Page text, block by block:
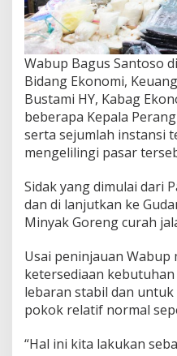
Wabup Bagus Santoso
Bidang Ekonomi,
Bustami HY, Kabag
beberapa Kepala
serta sejumlah instansi
mengelilingi pasar
Sidak yang dimulai dari
dan di lanjutkan ke
Minyak Goreng curah
Usai peninjauan Wabup
ketersediaan
lebaran stabil dan
pokok relatif normal
“Hal ini kita lakukan